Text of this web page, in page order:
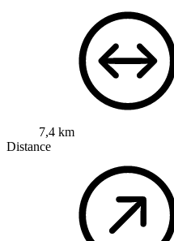
7,4 km
Distance